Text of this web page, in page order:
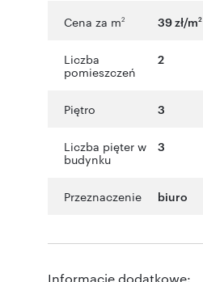
Cena za m2 39 zł/m2
Liczba
pomieszczeń
2
Piętro 3
Liczba pięter w
budynku
3
Przeznaczenie biuro
Informacje dodatkowe: